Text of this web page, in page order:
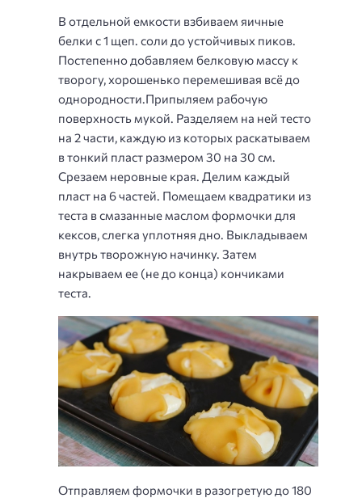
В отдельной емкости взбиваем яичные
белки с 1 щеп. соли до устойчивых пиков.
Постепенно добавляем белковую массу к
творогу, хорошенько перемешивая всё до
однородности.Припыляем рабочую
поверхность мукой. Разделяем на ней тесто
на 2 части, каждую из которых раскатываем
в тонкий пласт размером 30 на 30 см.
Срезаем неровные края. Делим каждый
пласт на 6 частей. Помещаем квадратики из
теста в смазанные маслом формочки для
кексов, слегка уплотняя дно. Выкладываем
внутрь творожную начинку. Затем
накрываем ее (не до конца) кончиками
теста.
Отправляем формочки в разогретую до 180